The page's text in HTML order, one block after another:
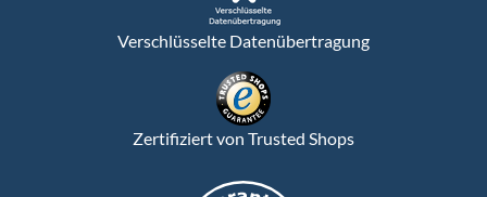
Verschlüsselte Datenübertragung
Zertifiziert von Trusted Shops